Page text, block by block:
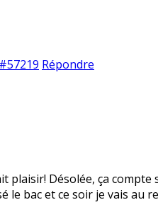
#57219 Répondre
plaisir! Désolée, ça
le bac et ce soir je vais au